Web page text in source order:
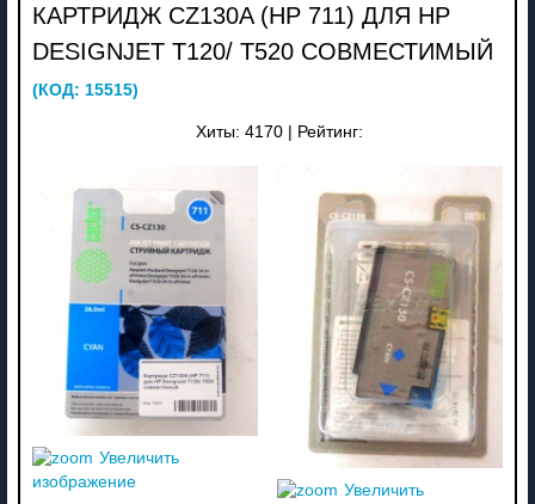
КАРТРИДЖ CZ130A (HP 711) ДЛЯ HP
DESIGNJET T120/ T520 СОВМЕСТИМЫЙ
(КОД: 15515)
Хиты: 4170 Рейтинг:
Увеличить
изображение
Увеличить